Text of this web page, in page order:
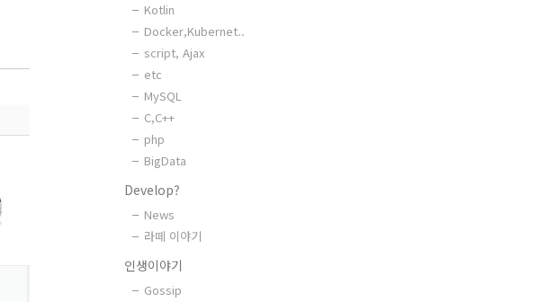
Kotlin
Docker,Kubernet..
script, Ajax
etc
MySQL
C,C++
php
BigData
Develop?
News
라떼 이야기
인생이야기
Gossip